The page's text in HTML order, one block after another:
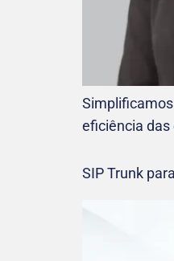
eficiência
SIP Trunk